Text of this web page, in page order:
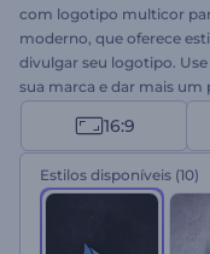
com logotipo multicor
moderno, que oferece
divulgar seu logotipo.
sua marca e dar mais
você faz o upload do seu
digita seu slogan e cria
para divulgações de
palestras, divulgação de
16:9
Estilos disponíveis (10)